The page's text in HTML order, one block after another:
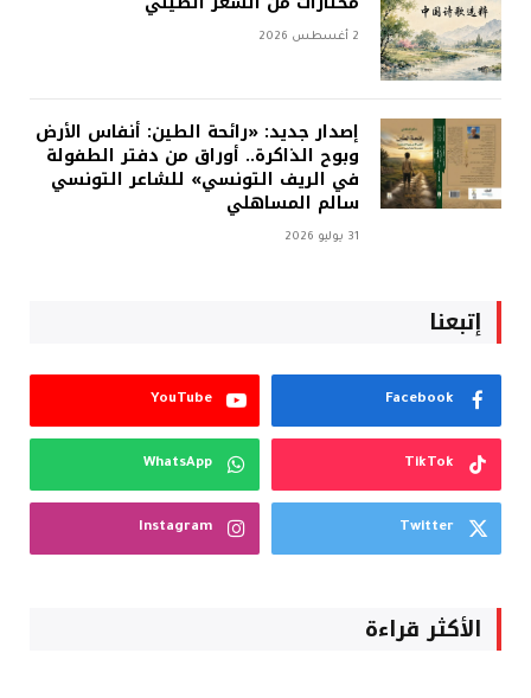
2 أغسطس 2026
إصدار جديد: «رائحة الطين: أنفاس الأرض
وبوح الذاكرة.. أوراق من دفتر الطفولة
في الريف التونسي» للشاعر التونسي
سالم المساهلي
31 يوليو 2026
إتبعنا
Facebook
YouTube
TikTok
WhatsApp
Twitter
Instagram
الأكثر قراءة